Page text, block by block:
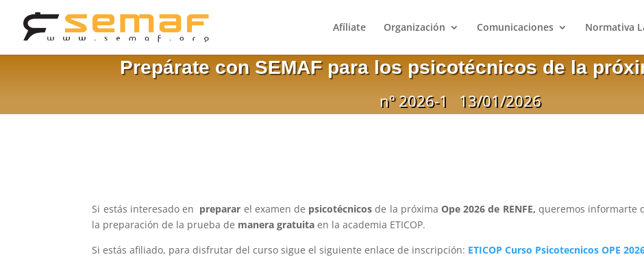
Afíliate Organización Comunicaciones Normativa
Prepárate con SEMAF para los psicotécnicos de la
nº 2026-1 13/01/2026
Si estás interesado en preparar el examen de psicotécnicosde la próximaOpe 2026 de RENFE, queremos informarte
la preparación de la prueba de manera gratuita en la academia ETICOP.
Si estás afiliado, para disfrutar del curso sigue el siguiente enlace de inscripción: ETICOP Curso Psicotecnicos OPE